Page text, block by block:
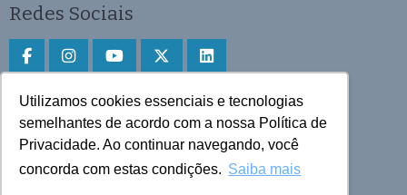
Utilizamos cookies essenciais e tecnologias
semelhantes de acordo com a nossa Política de
Privacidade. Ao continuar navegando, você
concorda com estas condições. Saiba mais
Redes Sociais
Faça download do aplicativo
Play Store e App Store